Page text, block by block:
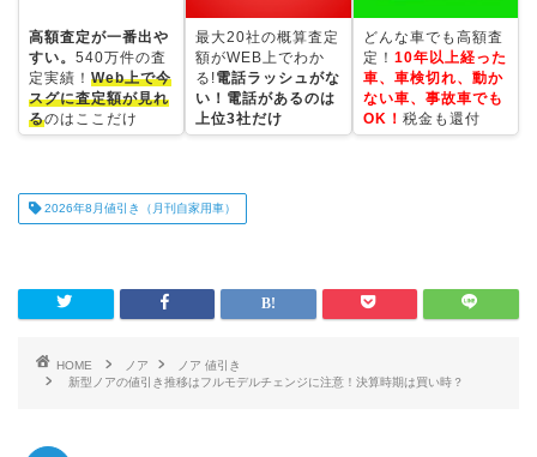
高額査定が一番出や
すい。 540万件の査
定実績！ Web上で今
スグに査定額が見れ
るのはここだけ
最大20社の概算査定
額がWEB上でわか
る!電話ラッシュがな
い！電話があるのは
上位3社だけ
どんな車でも高額査
定！ 10年以上経った
車、車検切れ、動か
ない車、事故車でも
OK！ 税金も還付
2026年8月値引き（月刊自家用車）
HOME ノア
ノア 値引き
新型ノアの値引き推移はフルモデルチェンジに注意！決算時期は買い時？